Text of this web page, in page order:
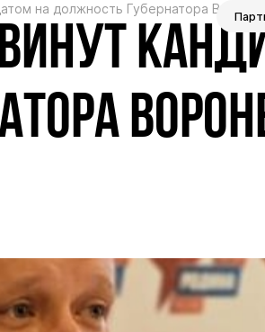
на должность Губернатора